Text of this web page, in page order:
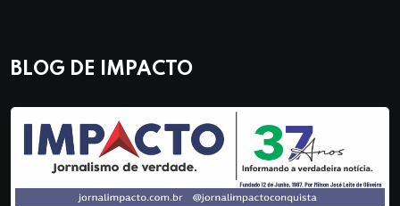
BLOG DE IMPACTO